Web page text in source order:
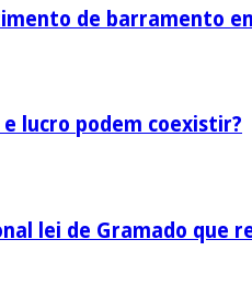
de barramento
lucro podem coexistir?
lei de Gramado que